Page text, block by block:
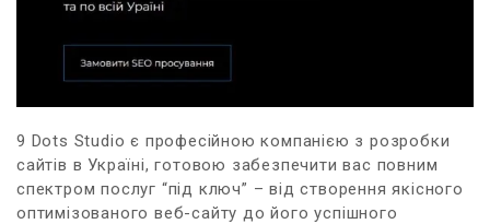
9 Dots Studio є професійною компанією з розробки
сайтів в Україні, готовою забезпечити вас повним
спектром послуг “під ключ” – від створення якісного
оптимізованого веб-сайту до його успішного